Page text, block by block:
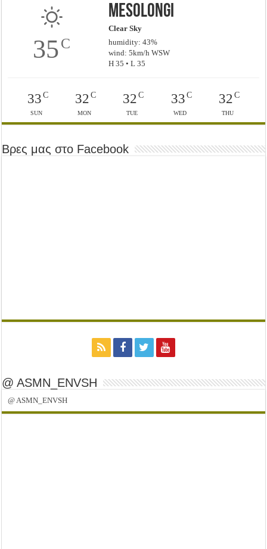
35C
Mesolongi
Clear Sky
humidity: 43%
wind: 5km/h WSW
H 35 • L 35
33C
SUN
32C
MON
32 C
TUE
33C
WED
32C
THU
Βρες μας στο Facebook
@ ASMN_ENVSH
@ ASMN_ENVSH